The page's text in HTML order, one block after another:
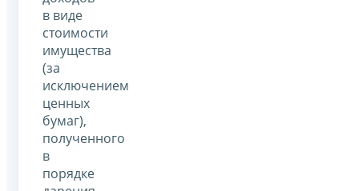
в виде
стоимости
имущества
(за
исключением
ценных
бумаг),
полученного
в
порядке